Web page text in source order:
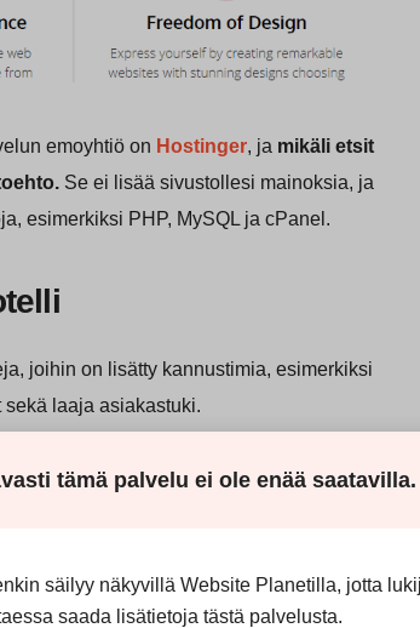
emoyhtiö on Hostinger, ja mikäli etsit
Se ei lisää sivustollesi mainoksia, ja
esimerkiksi PHP, MySQL ja cPanel.
joihin on lisätty kannustimia, esimerkiksi
laaja asiakastuki.
tämä palvelu ei ole enää saatavilla.
säilyy näkyvillä Website Planetilla, jotta
saada lisätietoja tästä palvelusta.